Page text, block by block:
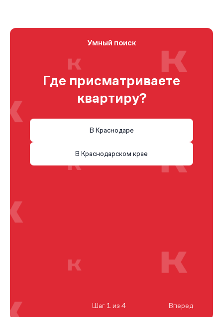
Умный поиск
Где присматриваете
квартиру?
В Краснодаре
В Краснодарском крае
Шаг 1 из 4 Вперед